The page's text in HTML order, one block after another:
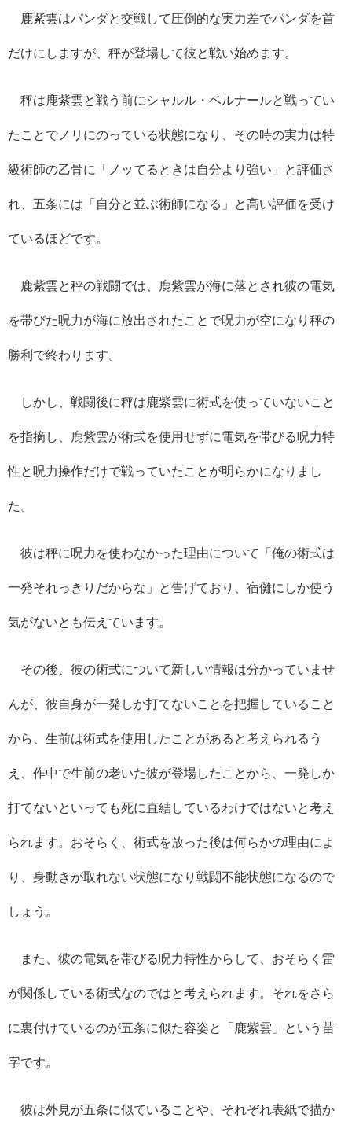
鹿紫雲はパンダと交戦して圧倒的な実力差でパンダを首
だけにしますが、秤が登場して彼と戦い始めます。
秤は鹿紫雲と戦う前にシャルル・ベルナールと戦ってい
たことでノリにのっている状態になり、その時の実力は特
級術師の乙骨に「ノッてるときは自分より強い」と評価さ
れ、五条には「自分と並ぶ術師になる」と高い評価を受け
ているほどです。
鹿紫雲と秤の戦闘では、鹿紫雲が海に落とされ彼の電気
を帯びた呪力が海に放出されたことで呪力が空になり秤の
勝利で終わります。
しかし、戦闘後に秤は鹿紫雲に術式を使っていないこと
を指摘し、鹿紫雲が術式を使用せずに電気を帯びる呪力特
性と呪力操作だけで戦っていたことが明らかになりまし
た。
彼は秤に呪力を使わなかった理由について「俺の術式は
一発それっきりだからな」と告げており、宿儺にしか使う
気がないとも伝えています。
その後、彼の術式について新しい情報は分かっていませ
んが、彼自身が一発しか打てないことを把握していること
から、生前は術式を使用したことがあると考えられるう
え、作中で生前の老いた彼が登場したことから、一発しか
打てないといっても死に直結しているわけではないと考え
られます。おそらく、術式を放った後は何らかの理由によ
り、身動きが取れない状態になり戦闘不能状態になるので
しょう。
また、彼の電気を帯びる呪力特性からして、おそらく雷
が関係している術式なのではと考えられます。それをさら
に裏付けているのが五条に似た容姿と「鹿紫雲」という苗
字です。
彼は外見が五条に似ていることや、それぞれ表紙で描か